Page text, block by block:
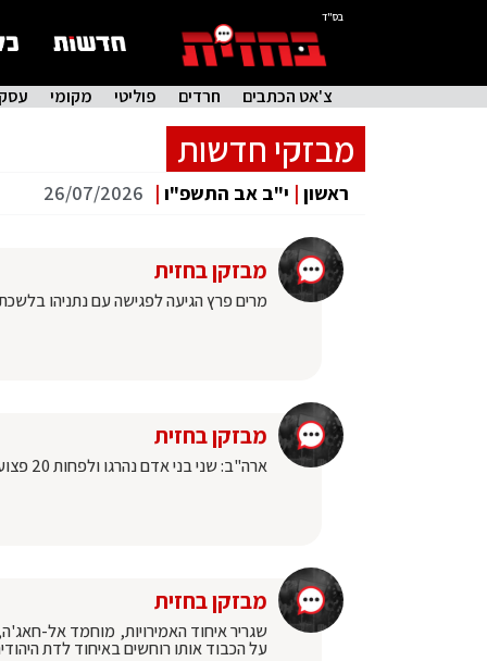
בס"ד
צ'אט הכתבים חרדים פוליטי מקומי
מבזקי חדשות
ראשון | י"ב אב התשפ"ו |
26/07/2026
מבזקן בחזית
מרים פרץ הגיעה לפגישה עם נתניהו
מבזקן בחזית
ארה"ב: שני בני אדם נהרגו ולפחות 20 פצועים באירוע ירי בעיר הייליה בפלורידה
מבזקן בחזית
שגריר איחוד האמירויות, מוחמד אל-
על הכבוד אותו רוחשים באיחוד לדת